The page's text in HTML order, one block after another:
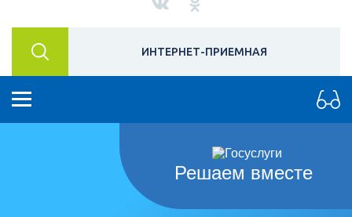
ИНТЕРНЕТ-ПРИЕМНАЯ
Решаем вместе